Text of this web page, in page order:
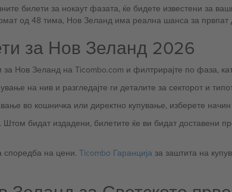
билети за нокаут фазата, ќе бидете известени за
од 48 тима, Нов Зеланд има реална шанса за првпат
за Нов Зеланд 2026
Нов Зеланд на Ticombo.com и филтрирајте по фаза,
на нив и разгледајте ги деталите за секторот и
во кошничка или директно купување, изберете
бидат издадени, билетите ќе ви бидат доставени
на цени. Ticombo Гаранцијаза заштита на